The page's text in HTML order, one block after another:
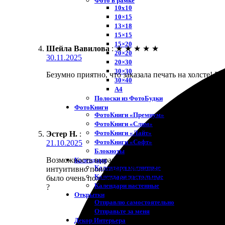
10х10
10×15
13×18
15×15
15×20
20×20
20×30
30×30
30×40
A4
Полоски из ФотоБудки
ФотоКниги
ФотоКниги «Премиум»
ФотоКниги «Слим»
ФотоКниги «Лайт»
ФотоКниги «Софт»
Блокноты
Календари
Календари магнитные
Календари настольные
Календари настенные
Открытки
Отправлю самостоятельно
Отправьте за меня
Декор Интерьера
Шейла Вавилова : ★ ★ ★ ★ ★
30.11.2025
Безумно приятно, что заказала печать на холсте!
Эстер Н. :
21.10.2025
Возможность выразить свои эмоции через
интуитивно понятным. Менеджеры всегда на
было очень полезно. Сам процесс выполнения
?